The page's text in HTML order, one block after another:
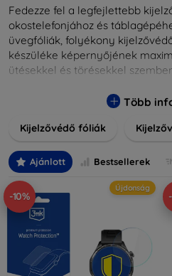
Fedezze fel a legfejlettebb
okostelefonjához és
üvegfóliák, folyékony
készüléke képernyőjének
ütésekkel és törésekkel
hanem kristálytiszta képet is
és stílusú kijelzővédőink közül,
fedésről vagy íves
előtt tartva kínálunk
Több
Kijelzővédő fóliák
Ajánlott Bestsellerek
-10%
Újdonság